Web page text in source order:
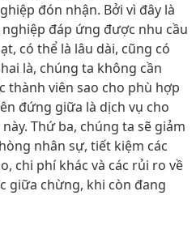
đón nhận. Bởi vì đây là
đáp ứng được nhu cầu
có thể là lâu dài, cũng có
là, chúng ta không cần
thành viên sao cho phù hợp
đứng giữa là dịch vụ cho
Thứ ba, chúng ta sẽ giảm
nhân sự, tiết kiệm các
chi phí khác và các rủi ro về
giữa chừng, khi còn đang